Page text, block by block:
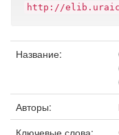
http://
Название:
Авторы:
Ключевые слова: